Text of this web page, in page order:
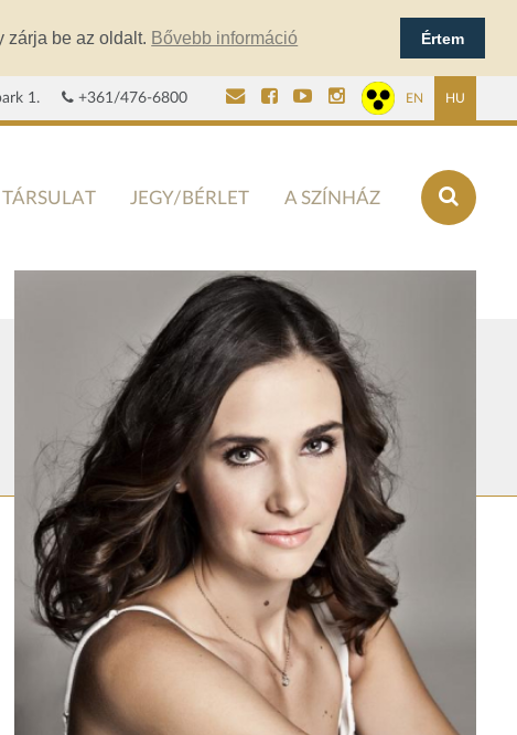
zárja be az oldalt. Bővebb információ Értem
1. +361/476-6800 EN HU
TÁRSULAT JEGY/BÉRLET A SZÍNHÁZ